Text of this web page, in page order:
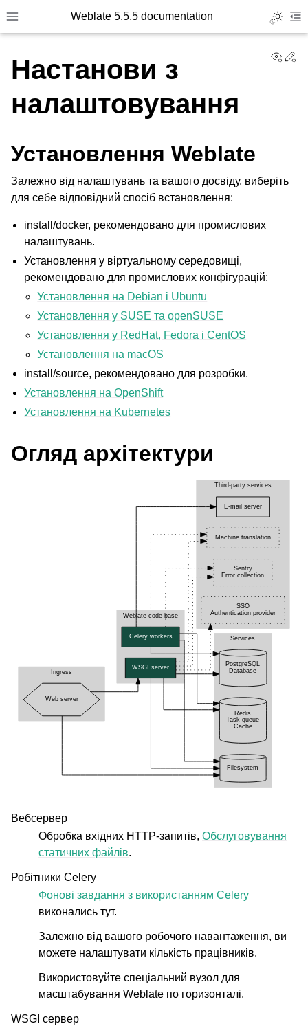
Toggle site navigation sidebar
Weblate 5.5.5 documentation Toggle
navigation of Підтримувані формати файлів
navigation of Настанови з налаштовування
Настанови з
налаштовування
Установлення Weblate
Залежно від налаштувань та вашого досвіду, виберіть
для себе відповідний спосіб встановлення:
install/docker, рекомендовано для промислових
налаштувань.
Установлення у віртуальному середовищі,
рекомендовано для промислових конфігурацій:
Установлення на Debian і Ubuntu
Установлення у SUSE та openSUSE
Установлення у RedHat, Fedora і CentOS
Установлення на macOS
install/source, рекомендовано для розробки.
Установлення на OpenShift
Установлення на Kubernetes
Огляд архітектури
Вебсервер
Обробка вхідних HTTP-запитів, Обслуговування
статичних файлів.
Робітники Celery
Фонові завдання з використанням Celery
виконались тут.
Залежно від вашого робочого навантаження, ви
можете налаштувати кількість працівників.
Використовуйте спеціальний вузол для
масштабування Weblate по горизонталі.
WSGI сервер